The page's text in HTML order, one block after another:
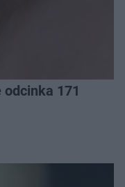
odcinka 171